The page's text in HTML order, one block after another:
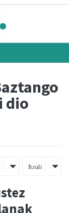
dio
Itzuli